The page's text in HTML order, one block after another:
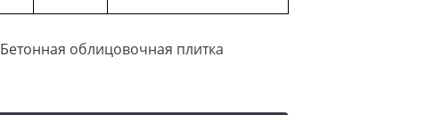
Бетонная облицовочная плитка